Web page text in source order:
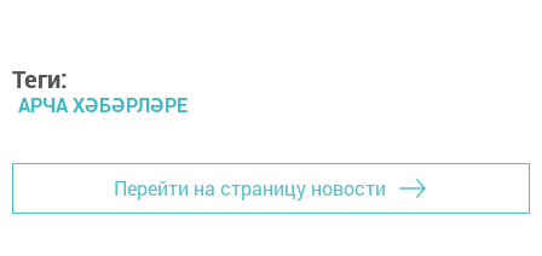
Теги:
АРЧА ХӘБӘРЛӘРЕ
Перейти на страницу новости